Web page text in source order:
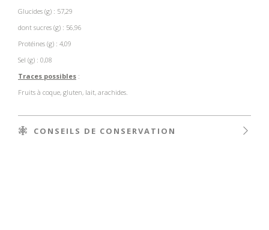
Glucides (g) : 57,29
dont sucres (g) : 56,96
Protéines (g) : 4,09
Sel (g) : 0,08
Traces possibles :
Fruits à coque, gluten, lait, arachides.
CONSEILS DE CONSERVATION